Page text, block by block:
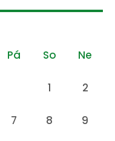
Pá So Ne
1 2
7 8 9